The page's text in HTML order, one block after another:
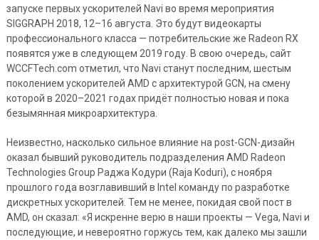
запуске первых ускорителей Navi во время мероприятия
SIGGRAPH 2018, 12–16 августа. Это будут видеокарты
профессионального класса — потребительские же Radeon RX
появятся уже в следующем 2019 году. В свою очередь, сайт
WCCFTech.com отметил, что Navi станут последним, шестым
поколением ускорителей AMD с архитектурой GCN, на смену
которой в 2020–2021 годах придёт полностью новая и пока
безымянная микроархитектура.
Неизвестно, насколько сильное влияние на post-GCN-дизайн
оказал бывший руководитель подразделения AMD Radeon
Technologies Group Раджа Кодури (Raja Koduri), с ноября
прошлого года возглавивший в Intel команду по разработке
дискретных ускорителей. Тем не менее, покидая свой пост в
AMD, он сказал: «Я искренне верю в наши проекты — Vega, Navi и
последующие, и невероятно горжусь тем, как далеко мы зашли